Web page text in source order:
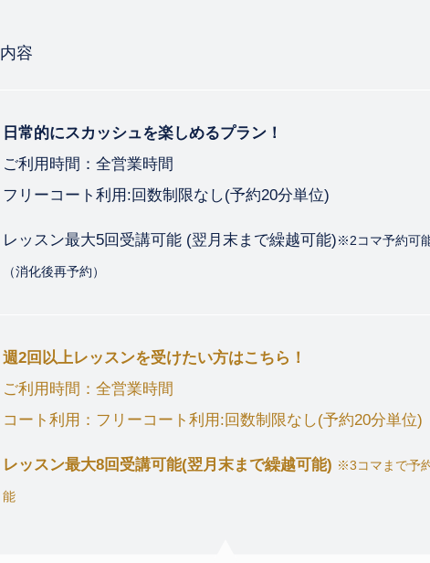
内容
日常的にスカッシュを楽しめるプラン！
ご利用時間：全営業時間
フリーコート利用:回数制限なし(予約20分単位)
レッスン最大5回受講可能 (翌月末まで繰越可能)※2コマ予約可
（消化後再予約）
週2回以上レッスンを受けたい方はこちら！
ご利用時間：全営業時間
コート利用：フリーコート利用:回数制限なし(予約20分単位)
レッスン最大8回受講可能(翌月末まで繰越可能) ※3コマまで予
能